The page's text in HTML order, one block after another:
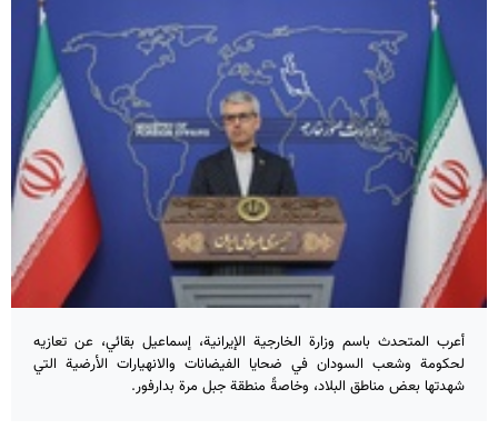
أعرب المتحدث باسم وزارة الخارجية الإيرانية، إسماعيل بقائي، عن تعازيه
لحكومة وشعب السودان في ضحايا الفيضانات والانهيارات الأرضية التي
شهدتها بعض مناطق البلاد، وخاصةً منطقة جبل مرة بدارفور.